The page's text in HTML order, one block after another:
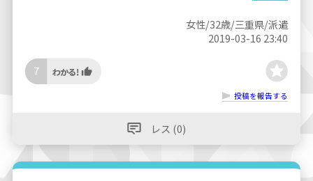
女性/32歳/三重県/派遣
2019-03-16 23:40
7
投稿を報告する
レス (0)